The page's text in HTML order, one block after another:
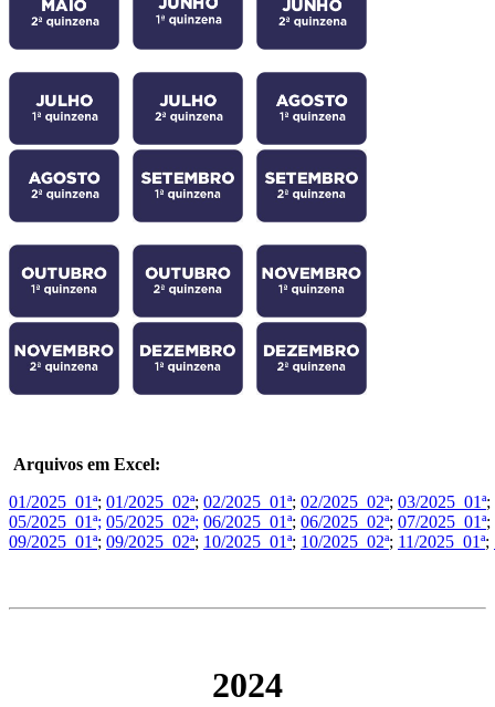
Arquivos em Excel:
01/2025_01ª; 01/2025_02ª; 02/2025_01ª; 02/2025_02ª; 03/2025_01ª;
05/2025_01ª; 05/2025_02ª; 06/2025_01ª; 06/2025_02ª; 07/2025_01ª;
09/2025_01ª; 09/2025_02ª; 10/2025_01ª; 10/2025_02ª; 11/2025_01ª;
2024